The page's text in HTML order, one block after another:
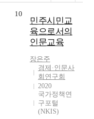
10
민주시민교
육으로서의
인문교육
장은주
경제·인문사
회연구회
2020
국가정책연
구포털
(NKIS)